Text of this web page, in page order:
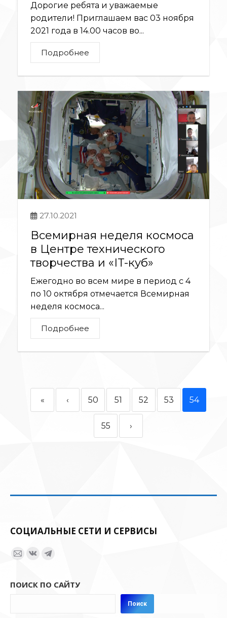
Дорогие ребята и уважаемые
родители! Приглашаем вас 03 ноября
2021 года в 14.00 часов во...
Подробнее
27.10.2021
Всемирная неделя космоса
в Центре технического
творчества и «IT-куб»
Ежегодно во всем мире в период с 4
по 10 октября отмечается Всемирная
неделя космоса...
Подробнее
« ‹ 50 51 52 53 54
55 ›
СОЦИАЛЬНЫЕ СЕТИ И СЕРВИСЫ
Ищите нас:
Страница
открывается
Страница
открывается
Страница
открывается
ПОИСК ПО САЙТУ
Поиск